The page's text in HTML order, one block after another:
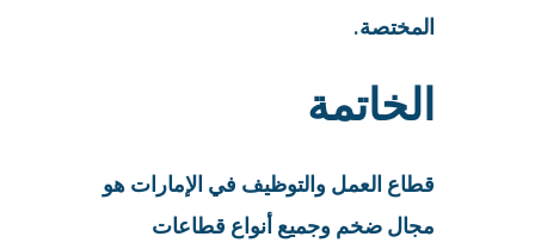
المختصة.
الخاتمة
قطاع العمل والتوظيف في الإمارات هو
مجال ضخم وجميع أنواع قطاعات